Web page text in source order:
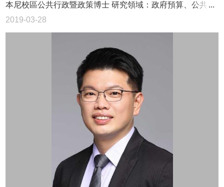
2019-03-28
本尼校區公共行政暨政策博士 研究領域：政府預算、公共財
務理論、公共課責、公共管理 02-3366-8323
nailing@ntu.edu.tw